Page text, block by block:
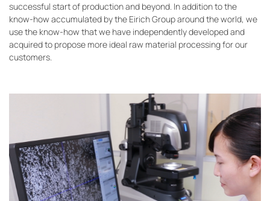
successful start of production and beyond. In addition to the
know-how accumulated by the Eirich Group around the world, we
use the know-how that we have independently developed and
acquired to propose more ideal raw material processing for our
customers.